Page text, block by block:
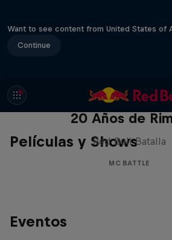
Want to see content from United States of
Continue
Películas y Shows
Red Bull Batalla
20 Años de
Red Bull Batalla
MC BATTLE
Eventos